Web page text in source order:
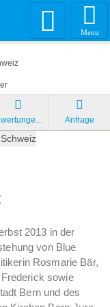
Menu
Bewertungen Anfrage
2013 in der
von Blue
Rosmarie Bär,
sowie
Bern und des